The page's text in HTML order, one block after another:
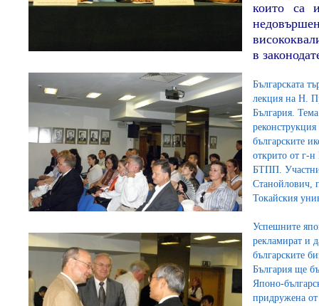
които са
в
Българската
лекция на Н.
България.
българските
открито от г-н
БТПП.
Станойлович,
Токайския
Успешните
рекламират и
българските
България ще
Японо-
придружена